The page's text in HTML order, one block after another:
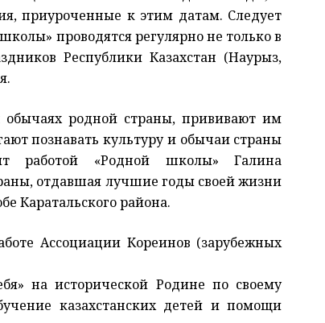
приуроченные к этим датам. Следует
проводятся регулярно не только в
Республики Казахстан (Наурыз,
родной страны, прививают им
познавать культуру и обычаи страны
работой «Родной школы» Галина
отдавшая лучшие годы своей жизни
Каратальского района.
Ассоциации Кореинов (зарубежных
на исторической Родине по своему
казахстанских детей и помощи